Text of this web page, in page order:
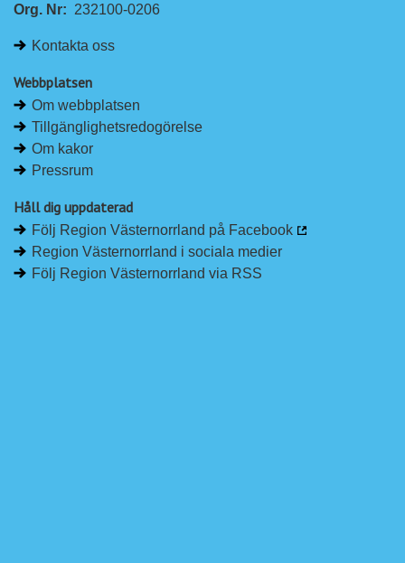
Org. Nr: 232100-0206
Kontakta oss
Webbplatsen
Om webbplatsen
Tillgänglighetsredogörelse
Om kakor
Pressrum
Håll dig uppdaterad
Följ Region Västernorrland på Facebook
Region Västernorrland i sociala medier
Följ Region Västernorrland via RSS